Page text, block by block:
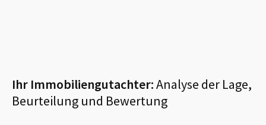
Ihr Immobiliengutachter:Analyse der Lage,
Beurteilung und Bewertung